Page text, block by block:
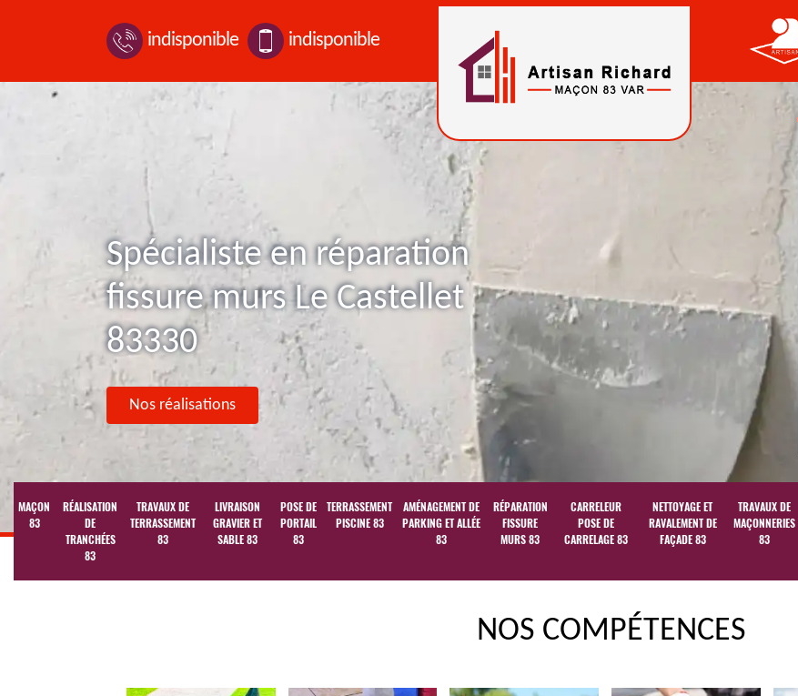
indisponible indisponible
Spécialiste en réparation
fissure murs Le Castellet
83330
Nos réalisations
MAÇON
83
RÉALISATION
DE
TRANCHÉES
83
TRAVAUX DE
TERRASSEMENT
83
LIVRAISON
GRAVIER ET
SABLE 83
POSE DE
PORTAIL
83
TERRASSEMENT
PISCINE 83
AMÉNAGEMENT DE
PARKING ET ALLÉE
83
RÉPARATION
FISSURE
MURS 83
CARRELEUR
POSE DE
CARRELAGE 83
NETTOYAGE ET
RAVALEMENT DE
FAÇADE 83
TRAVAUX DE
MAÇONNERIES
83
NOS COMPÉTENCES